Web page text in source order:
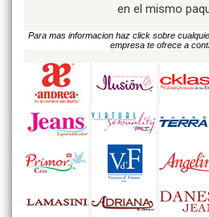
en el mismo
Para mas informacion haz click sobre
empresa te ofrece a